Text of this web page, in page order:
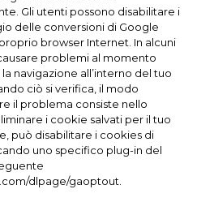
Gli utenti possono disabilitare i
delle conversioni di Google
browser Internet. In alcuni
problemi al momento
navigazione all’interno del tuo
ciò si verifica, il modo
il problema consiste nello
i cookie salvati per il tuo
può disabilitare i cookies di
uno specifico plug-in del
dlpage/gaoptout.